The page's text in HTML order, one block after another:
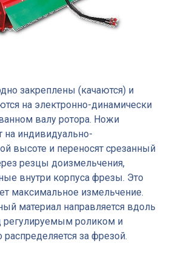
закреплены (качаются) и
на электронно-динамически
валу ротора. Ножи
на индивидуально-
высоте и переносят срезанный
резцы доизмельчения,
внутри корпуса фрезы. Это
максимальное измельчение.
материал направляется вдоль
регулируемым роликом и
за фрезой.